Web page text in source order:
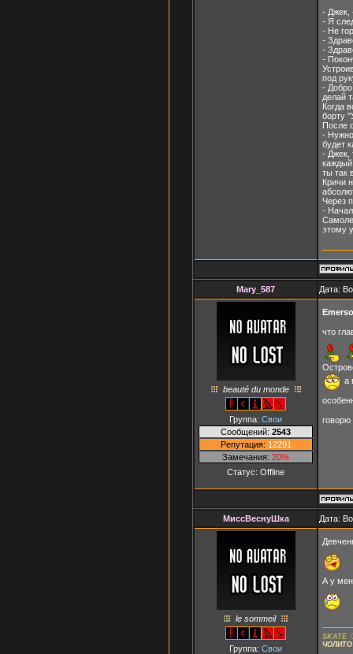
- Джек,
- Я
- Не
-
-
-
под
- Добро
делай
Когда
борту
После
- Нужно
будет
- Джек,
ты так
Кричи
Через
-
этому
Mary_587 Дата:
beauté du monde
Группа: Свои
Сообщений: 2543
Репутация: 12291
Замечания: 20%
Статус: Offline
что
а
говорю
МиссВеснуШка Дата:
le sommeil
Группа: Свои
А у
SKATE
ЧОЛИТО